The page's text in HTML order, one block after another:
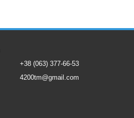
+38 (063) 377-66-53
4200tm@gmail.com